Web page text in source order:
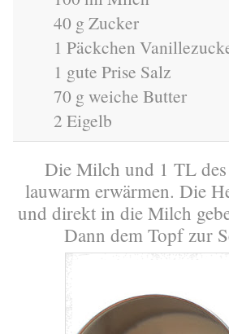
40 g Zucker
1 Päckchen
1 gute Prise Salz
70 g weiche Butter
2 Eigelb
Die Milch und 1 TL
lauwarm erwärmen. Die
und direkt in die Milch
Dann dem Topf zur